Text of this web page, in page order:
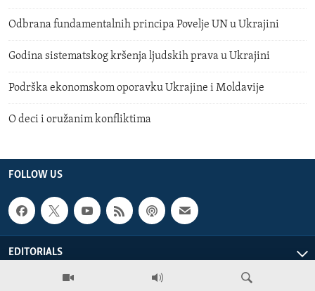
Odbrana fundamentalnih principa Povelje UN u Ukrajini
Godina sistematskog kršenja ljudskih prava u Ukrajini
Podrška ekonomskom oporavku Ukrajine i Moldavije
O deci i oružanim konfliktima
FOLLOW US
EDITORIALS